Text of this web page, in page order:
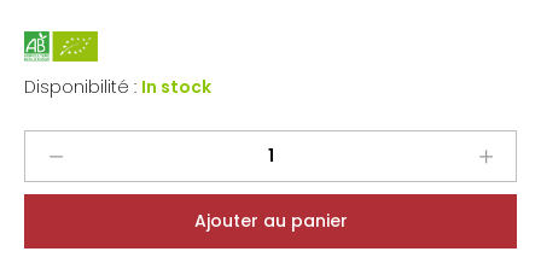
Disponibilité : In stock
Pinot
2024
Ajouter au panier